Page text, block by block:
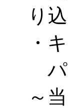
り
・
パ
～